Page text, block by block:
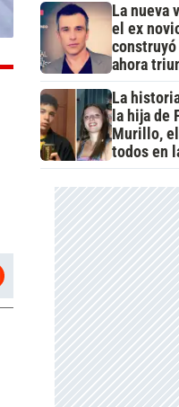
La nueva
el ex
ahora
La
la hija de
Murillo,
todos en